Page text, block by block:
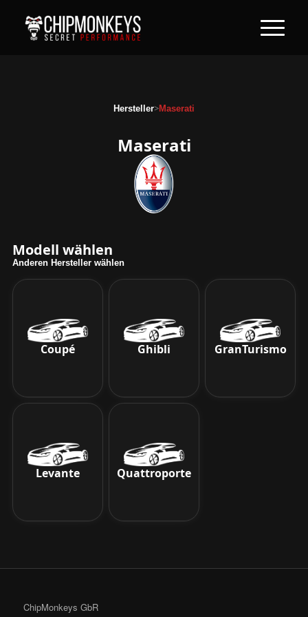
Hersteller>Maserati
Maserati
Modell wählen
Anderen Hersteller wählen
Coupé Ghibli GranTurismo
Levante Quattroporte
ChipMonkeys GbR